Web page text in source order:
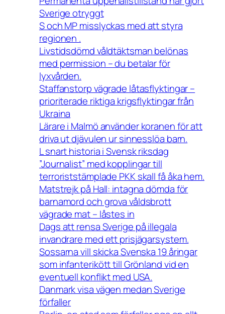
Sverige otryggt
S och MP misslyckas med att styra
regionen .
Livstidsdömd våldtäktsman belönas
med permission – du betalar för
lyxvården.
Staffanstorp vägrade låtasflyktingar –
prioriterade riktiga krigsflyktingar från
Ukraina
Lärare i Malmö använder koranen för att
driva ut djävulen ur sinnesslöa barn.
L snart historia i Svensk riksdag
”Journalist” med kopplingar till
terroriststämplade PKK skall få åka hem.
Matstrejk på Hall: intagna dömda för
barnamord och grova våldsbrott
vägrade mat – låstes in
Dags att rensa Sverige på illegala
invandrare med ett prisjägarsystem.
Sossarna vill skicka Svenska 19 åringar
som infanterikött till Grönland vid en
eventuell konflikt med USA.
Danmark visa vägen medan Sverige
förfaller